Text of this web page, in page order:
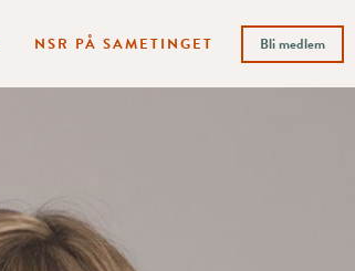
NSR PÅ SAMETINGET Bli medlem